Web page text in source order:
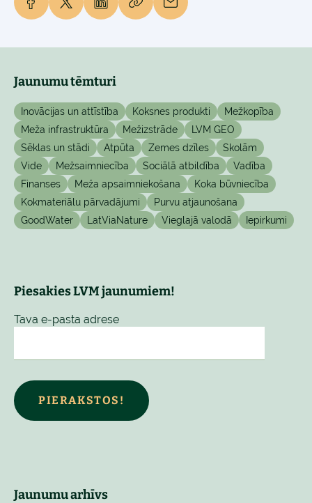
Jaunumu tēmturi
Inovācijas un attīstība Koksnes produkti
Mežkopība
Meža infrastruktūra
Mežizstrāde
LVM GEO
Sēklas un stādi
Atpūta Zemes dzīles
Skolām
Vide
Mežsaimniecība Sociālā atbildība
Vadība
Finanses
Meža apsaimniekošana
Koka būvniecība
Kokmateriālu pārvadājumi
Purvu atjaunošana
GoodWater
LatViaNature Vieglajā valodā Iepirkumi
Piesakies LVM jaunumiem!
Tava e-pasta adrese
PIERAKSTOS!
Jaunumu arhīvs